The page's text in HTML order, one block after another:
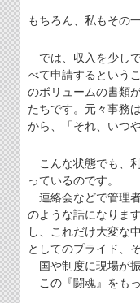
もちろん、私もその
では、収入を少し
べて申請するという
のボリュームの書類
たちです。元々事務
から、「それ、いつ
こんな状態でも、
っているのです。
連絡会などで管理
のような話になりま
し、これだけ大変な
としてのプライド、
国や制度に現場が
この『闘魂』をも